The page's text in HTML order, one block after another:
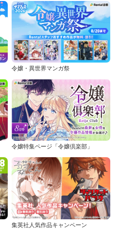
令嬢・異世界マンガ祭
令嬢特集ページ「令嬢倶楽部」
集英社人気作品キャンペーン